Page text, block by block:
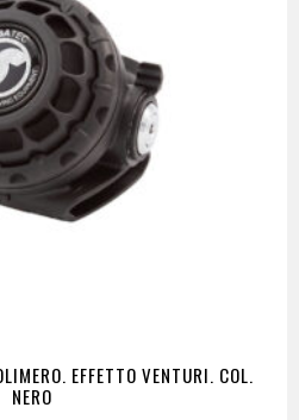
EFFETTO VENTURI. COL.
NERO